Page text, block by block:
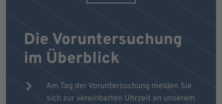
Die Voruntersuchung
im Überblick
Am Tag der Voruntersuchung melden Sie
sich zur vereinbarten Uhrzeit an unserem